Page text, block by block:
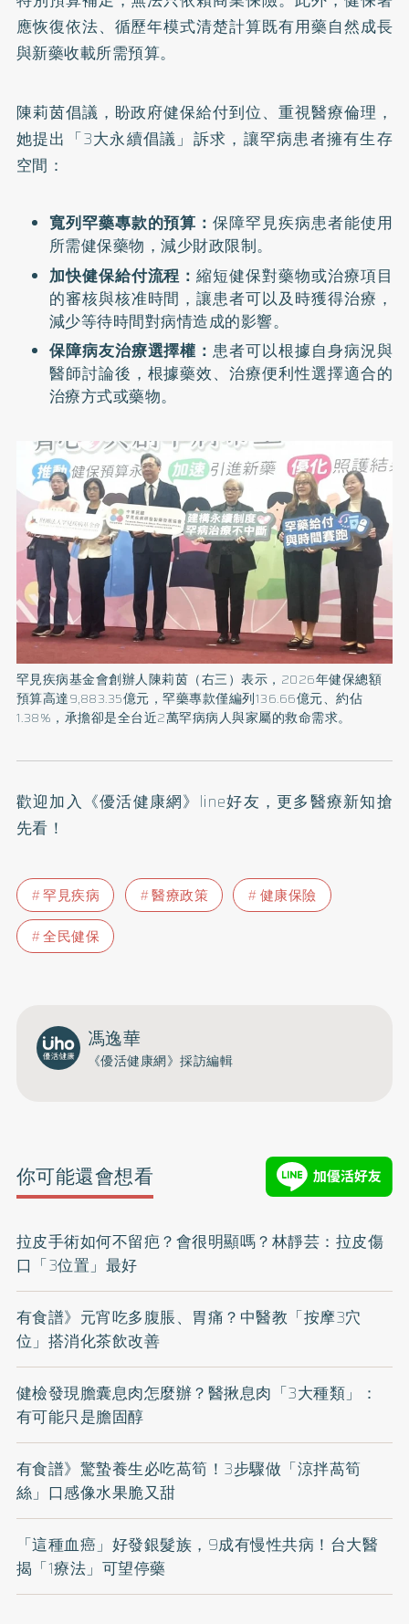
應恢復依法、循歷年模式清楚計算既有用藥自然成長
與新藥收載所需預算。
陳莉茵倡議，盼政府健保給付到位、重視醫療倫理，
她提出「3大永續倡議」訴求，讓罕病患者擁有生存
空間：
寬列罕藥專款的預算：保障罕見疾病患者能使用
所需健保藥物，減少財政限制。
加快健保給付流程：縮短健保對藥物或治療項目
的審核與核准時間，讓患者可以及時獲得治療，
減少等待時間對病情造成的影響。
保障病友治療選擇權：患者可以根據自身病況與
醫師討論後，根據藥效、治療便利性選擇適合的
治療方式或藥物。
罕見疾病基金會創辦人陳莉茵（右三）表示，2026年健保總額
預算高達9,883.35億元，罕藥專款僅編列136.66億元、約佔
1.38%，承擔卻是全台近2萬罕病病人與家屬的救命需求。
歡迎加入 《優活健康網》line好友 ，更多醫療新知搶
先看！
罕見疾病 醫療政策
健康保險
全民健保
馮逸華
《優活健康網》採訪編輯
你可能還會想看
拉皮手術如何不留疤？會很明顯嗎？林靜芸：拉皮傷
口「3位置」最好
有食譜》元宵吃多腹脹、胃痛？中醫教「按摩3穴
位」搭消化茶飲改善
健檢發現膽囊息肉怎麼辦？醫揪息肉「3大種類」：
有可能只是膽固醇
有食譜》驚蟄養生必吃萵筍！3步驟做「涼拌萵筍
絲」口感像水果脆又甜
「這種血癌」好發銀髮族，9成有慢性共病！台大醫
揭「1療法」可望停藥